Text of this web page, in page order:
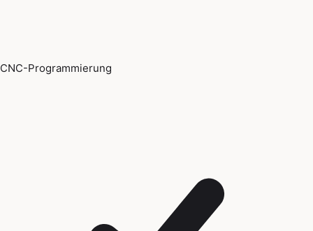
CNC-Programmierung